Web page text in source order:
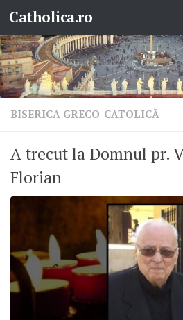
Skip to content
Catholica.ro
BISERICA GRECO-CATOLICĂ
A trecut la Domnul pr.
Florian